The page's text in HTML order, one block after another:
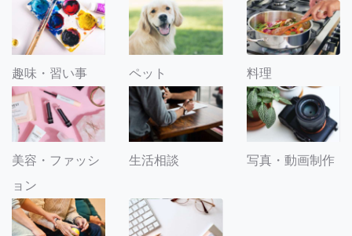
趣味・習い事 ペット 料理
美容・ファッシ
ョン
生活相談 写真・動画制作